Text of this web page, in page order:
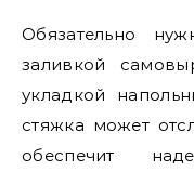
Обязательно
заливкой
укладкой
стяжка может
обеспечит